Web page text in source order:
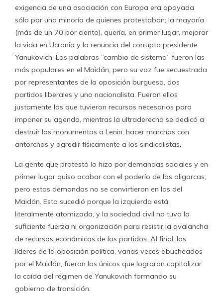
exigencia de una asociación con Europa era apoyada
sólo por una minoría de quienes protestaban; la mayoría
(más de un 70 por ciento), quería, en primer lugar, mejorar
la vida en Ucrania y la renuncia del corrupto presidente
Yanukovich. Las palabras “cambio de sistema” fueron las
más populares en el Maidán, pero su voz fue secuestrada
por representantes de la oposición burguesa, dos
partidos liberales y uno nacionalista. Fueron ellos
justamente los que tuvieron recursos necesarios para
imponer su agenda, mientras la ultraderecha se dedicó a
destruir los monumentos a Lenin, hacer marchas con
antorchas y agredir físicamente a los sindicalistas.
La gente que protestó lo hizo por demandas sociales y en
primer lugar quiso acabar con el poderío de los oligarcas;
pero estas demandas no se convirtieron en las del
Maidán. Esto sucedió porque la izquierda está
literalmente atomizada, y la sociedad civil no tuvo la
suficiente fuerza ni organización para resistir la avalancha
de recursos económicos de los partidos. Al final, los
líderes de la oposición política, varias veces abucheados
por el Maidán, fueron los únicos que lograron capitalizar
la caída del régimen de Yanukovich formando su
gobierno de transición.